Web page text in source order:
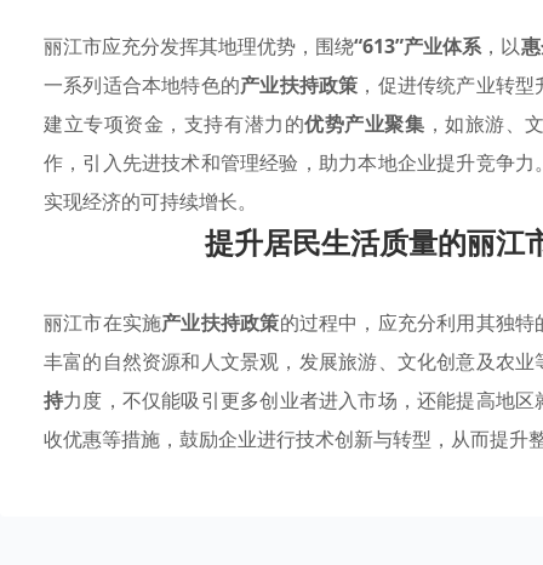
丽江市应充分发挥其地理优势，围绕“613”产业体系，以
一系列适合本地特色的产业扶持政策 ，促进传统产业转
建立专项资金，支持有潜力的优势产业聚集 ，如旅游、
作，引入先进技术和管理经验，助力本地企业提升竞争
实现经济的可持续增长。
提升居民生活质量的丽江
丽江市在实施产业扶持政策的过程中，应充分利用其独
丰富的自然资源和人文景观，发展旅游、文化创意及农
持力度，不仅能吸引更多创业者进入市场，还能提高地
收优惠等措施，鼓励企业进行技术创新与转型，从而提